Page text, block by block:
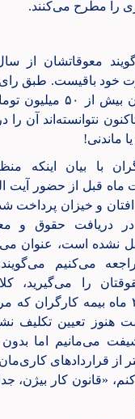
را مطرح می‌کنند.
خود باقیست. طبق رای
یک از کارگران بیش از
نتوانسته‌اند آن را
یا ماندنی!
با بیان اینکه
قبل از حضور آیت
و خیزان پرداخت
در دریافت حقوق و
نشده است، عنوان
می‌کنیم
را می‌گیرید،
بیاندازید!»، ۳۰ ماه بیمه
است هنوز تعیین تکلیف
می‌مانیم اما بدون
از قراردادهای
«قانون کار بیژن،